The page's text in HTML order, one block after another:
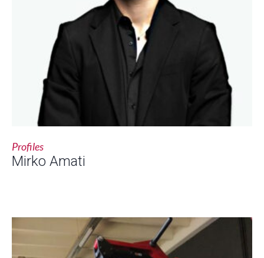
Profiles
Mirko Amati